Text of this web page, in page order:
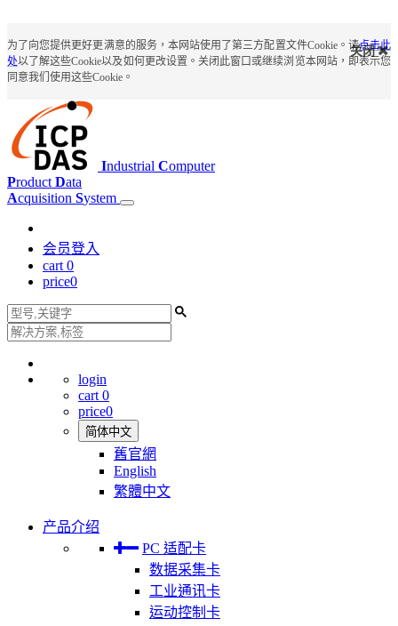
为了向您提供更好更满意的服务，本网站使用了第三方配置文件Cookie。请点击此
处以了解这些Cookie以及如何更改设置。关闭此窗口或继续浏览本网站，即表示您
同意我们使用这些Cookie。
关闭
Industrial Computer
Product Data
Acquisition System
会员登入
cart 0
price0
login
cart 0
price0
简体中文
舊官網
English
繁體中文
产品介绍
PC 适配卡
数据采集卡
工业通讯卡
运动控制卡